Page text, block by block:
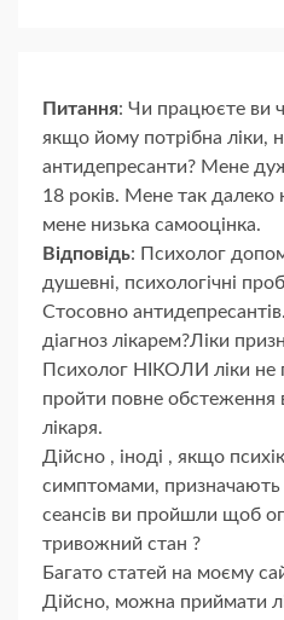
Питання: Чи працюєте ви
якщо йому потрібна ліки,
антидепресанти? Мене
18 років. Мене так
мене низька самооцінка.
Відповідь: Психолог
душевні, психологічні
Стосовно
діагноз лікарем?Ліки
Психолог НІКОЛИ ліки не
пройти повне обстеження
лікаря.
Дійсно , іноді , якщо
симптомами, призначають
сеансів ви пройшли щоб
тривожний стан ?
Багато статей на моєму
Дійсно, можна приймати